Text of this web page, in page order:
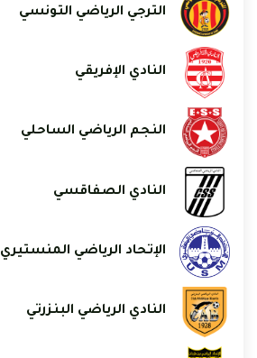
الترجي الرياضي التونسي
النادي الإفريقي
النجم الرياضي الساحلي
النادي الصفاقسي
الإتحاد الرياضي المنستيري
النادي الرياضي البنزرتي